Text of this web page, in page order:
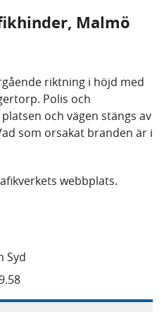
Malmö
riktning i höjd med
Polis och
och vägen stängs av
som orsakat branden är i
webbplats.
Syd